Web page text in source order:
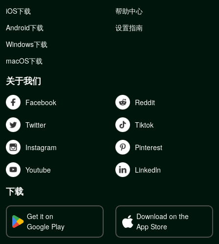
iOS下载
Android下载
Windows下载
macOS下载
帮助中心
设置指南
关于我们
Facebook Reddit
Twitter Tiktok
Instagram Pinterest
Youtube Linkedln
下载
Get it on
Google Play
Download on the
App Store